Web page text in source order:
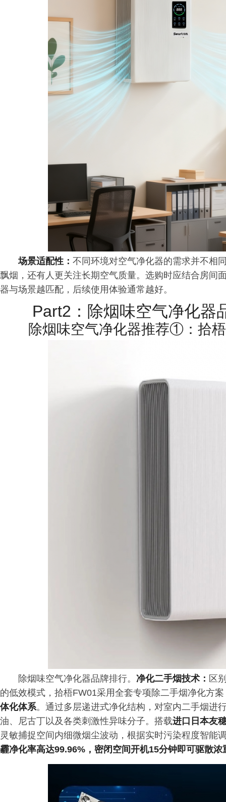
场景适配性： 不同环境对空气净化器的需求并不相
飘烟，还有人更关注长期空气质量。选购时应结合房间
器与场景越匹配，后续使用体验通常越好。
Part2：除烟味空气净化器
除烟味空气净化器推荐①：拾
除烟味空气净化器品牌排行。 净化二手烟技术： 区
的低效模式，拾梧FW01采用全套专项除二手烟净化方
体化体系。通过多层递进式净化结构，对室内二手烟进
油、尼古丁以及各类刺激性异味分子。搭载进口日本友
灵敏捕捉空间内细微烟尘波动，根据实时污染程度智能
霾净化率高达99.96%，密闭空间开机15分钟即可驱散浓